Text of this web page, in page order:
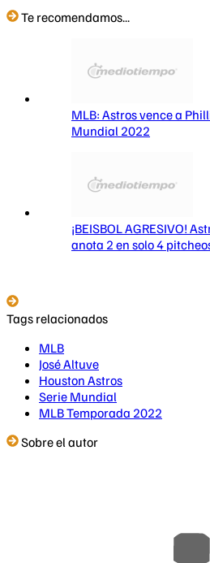
Te recomendamos...
MLB: Astros vence a
Mundial 2022
¡BEISBOL AGRESIVO!
anota 2 en solo 4
Tags relacionados
MLB
José Altuve
Houston Astros
Serie Mundial
MLB Temporada 2022
Sobre el autor